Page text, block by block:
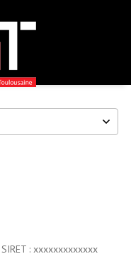
: xxxxxxxxxxxxx